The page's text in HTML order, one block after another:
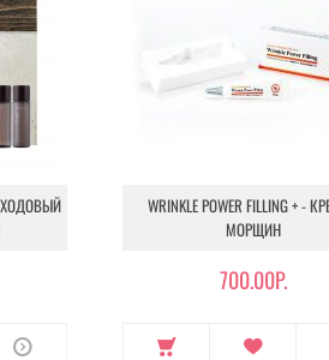
УХОДОВЫЙ
WRINKLE POWER FILLING + -
МОРЩИН
700.00Р.